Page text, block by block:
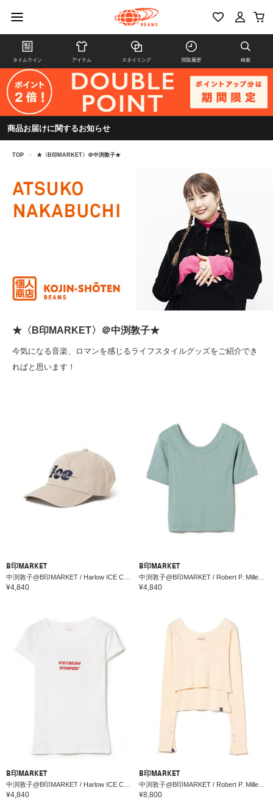
タイムライン アイテム スタイリング 閲覧履歴 検索
商品お届けに関するお知らせ
TOP > ★〈B印MARKET〉＠中渕敦子★
★〈B印MARKET〉＠中渕敦子★
今気になる音楽、ロマンを感じるライフスタイルグッズをご紹介でき
ればと思います！
B印MARKET
¥4,840
B印MARKET
¥4,840
B印MARKET
中渕敦子@B印MARKET / Harlow ICE CREAM チビTシャツ
¥4,840
B印MARKET
中渕敦子@B印MARKET / Robert P. Miller x Harlow ICE CREAM カーディガン & キャミソール セット
¥8,800